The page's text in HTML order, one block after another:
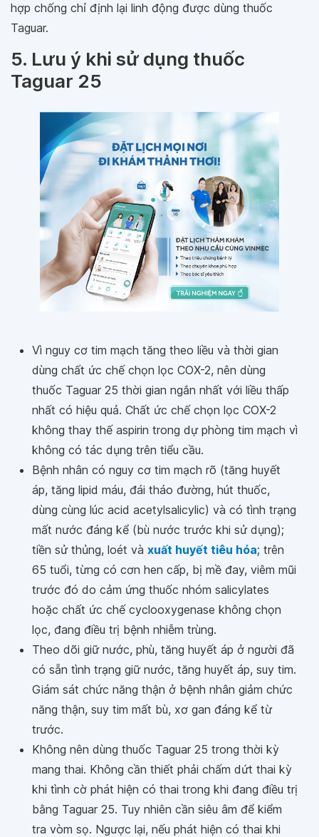
hợp chống chỉ định lại linh động được dùng thuốc
Taguar.
5. Lưu ý khi sử dụng thuốc
Taguar 25
Vì nguy cơ tim mạch tăng theo liều và thời gian
dùng chất ức chế chọn lọc COX-2, nên dùng
thuốc Taguar 25 thời gian ngắn nhất với liều thấp
nhất có hiệu quả. Chất ức chế chọn lọc COX-2
không thay thế aspirin trong dự phòng tim mạch vì
không có tác dụng trên tiểu cầu.
Bệnh nhân có nguy cơ tim mạch rõ (tăng huyết
áp, tăng lipid máu, đái tháo đường, hút thuốc,
dùng cùng lúc acid acetylsalicylic) và có tình trạng
mất nước đáng kể (bù nước trước khi sử dụng);
tiền sử thủng, loét và xuất huyết tiêu hóa; trên
65 tuổi, từng có cơn hen cấp, bị mề đay, viêm mũi
trước đó do cảm ứng thuốc nhóm salicylates
hoặc chất ức chế cyclooxygenase không chọn
lọc, đang điều trị bệnh nhiễm trùng.
Theo dõi giữ nước, phù, tăng huyết áp ở người đã
có sẵn tình trạng giữ nước, tăng huyết áp, suy tim.
Giám sát chức năng thận ở bệnh nhân giảm chức
năng thận, suy tim mất bù, xơ gan đáng kể từ
trước.
Không nên dùng thuốc Taguar 25 trong thời kỳ
mang thai. Không cần thiết phải chấm dứt thai kỳ
khi tình cờ phát hiện có thai trong khi đang điều trị
bằng Taguar 25. Tuy nhiên cần siêu âm để kiểm
tra vòm sọ. Ngược lại, nếu phát hiện có thai khi